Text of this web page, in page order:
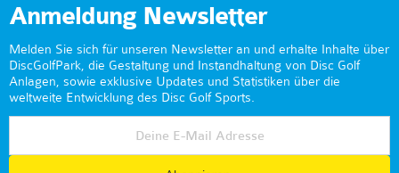
Anmeldung Newsletter
Melden Sie sich für unseren Newsletter an und erhalte Inhalte über
DiscGolfPark, die Gestaltung und Instandhaltung von Disc Golf
Anlagen, sowie exklusive Updates und Statistiken über die
weltweite Entwicklung des Disc Golf Sports.